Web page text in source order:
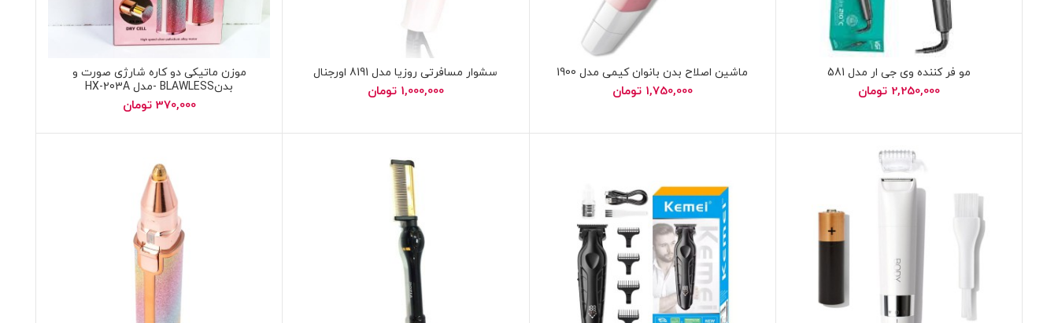
مو فر کننده وی جی ار مدل 581
2,250,000 تومان
ماشین اصلاح بدن بانوان کیمی مدل 1900
1,750,000 تومان
سشوار مسافرتی روزیا مدل 8191 اورجنال
1,000,000 تومان
موزن ماتیکی دو کاره شارژی صورت و
بدنBLAWLESS -مدل HX-203A
370,000 تومان